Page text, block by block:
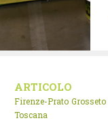
ARTICOLO
Firenze-Prato Grosseto
Toscana